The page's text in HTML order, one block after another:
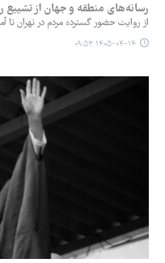
رسانه‌های منطقه و جهان از تشییع
از روایت حضور گسترده مردم در تهران تا
۱۴۰۵-۰۴-۱۴ ۰۹:۵۳